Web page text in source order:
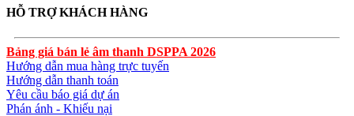
HỖ TRỢ KHÁCH HÀNG
Bảng giá bán lẻ âm thanh DSPPA 2026
Hướng dẫn mua hàng trực tuyến
Hướng dẫn thanh toán
Yêu cầu báo giá dự án
Phán ánh - Khiếu nại